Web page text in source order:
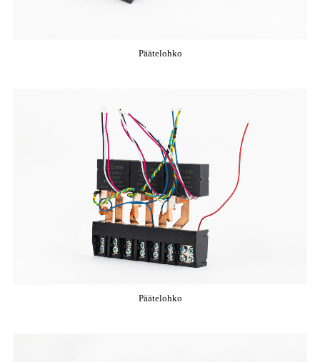
Päätelohko
Päätelohko